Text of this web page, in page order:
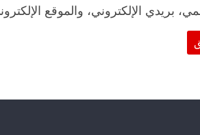
بريدي الإلكتروني، والموقع